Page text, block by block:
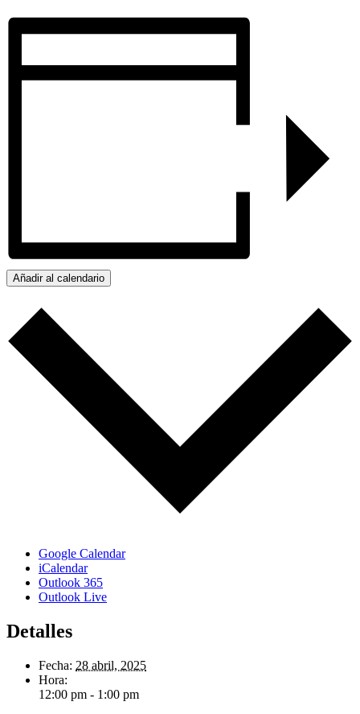
Añadir al calendario
Google Calendar
iCalendar
Outlook 365
Outlook Live
Detalles
Fecha: 28 abril, 2025
Hora:
12:00 pm - 1:00 pm